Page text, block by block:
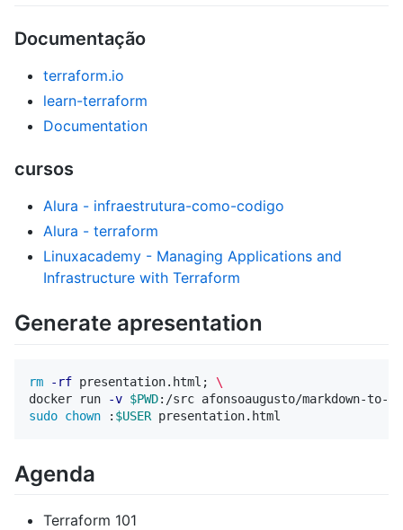
Documentação
terraform.io
learn-terraform
Documentation
cursos
Alura - infraestrutura-como-codigo
Alura - terraform
Linuxacademy - Managing Applications and
Infrastructure with Terraform
Generate apresentation
rm -rf presentation.html ;
\
docker run
-v $PWD:/src afonsoaugusto/markdown-to-
sudo chown : $USER
Agenda
Terraform 101